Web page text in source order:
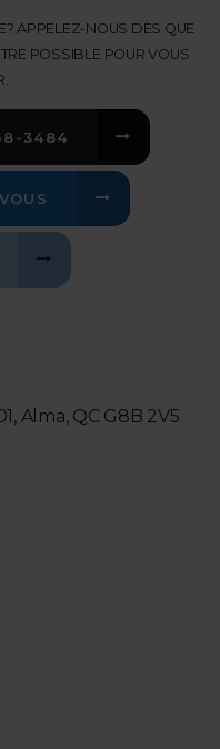
APPELEZ-NOUS DÈS QUE
POSSIBLE POUR VOUS
3484
Alma QC G8B 2V5